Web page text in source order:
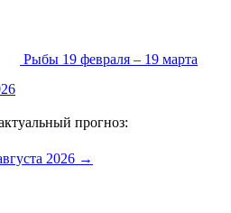
Рыбы 19 февраля – 19 марта
прогноз:
2026 →